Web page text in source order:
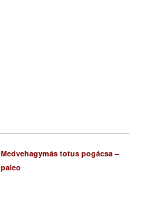
Medvehagymás totus pogácsa –
paleo